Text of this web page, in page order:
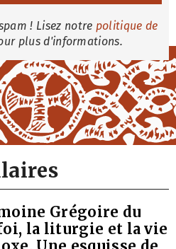
! Lisez notre politique de
plus d'informations.
Grégoire du
la liturgie et la vie